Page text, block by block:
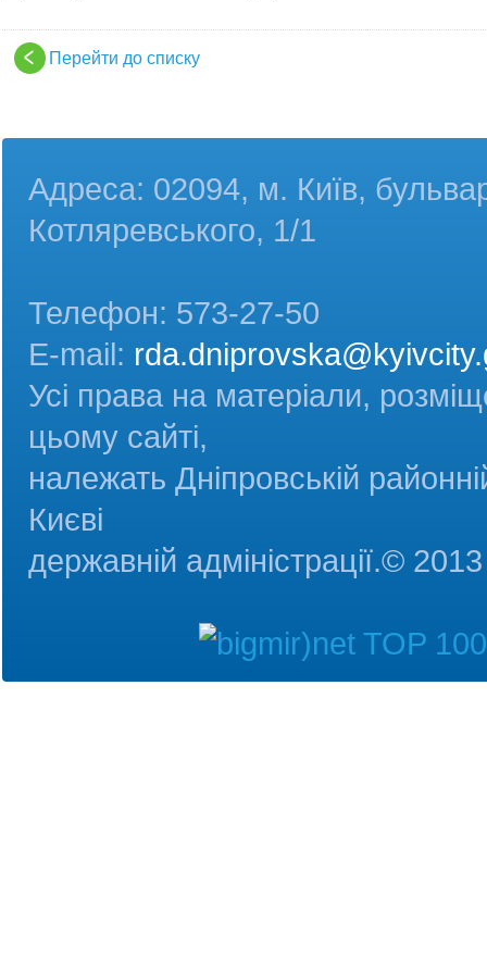
Перейти до списку
Адреса: 02094, м. Київ,
Котляревського, 1/1
Телефон: 573-27-50
E-mail:
Усі права на матеріали,
цьому сайті,
належать Дніпровській
Києві
державній